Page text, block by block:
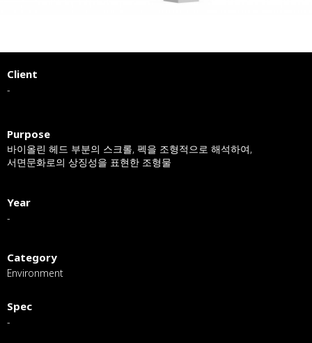
Client
-
Purpose
바이올린 헤드 부분의 스크롤, 펙을 조형적으로 해석하여,
서면문화로의 상징성을 표현한 조형물
Year
-
Category
Environment
Spec
-